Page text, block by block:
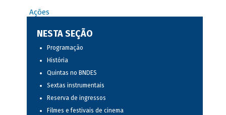
Ações
NESTA SEÇÃO
Programação
História
Quintas no BNDES
Sextas instrumentais
Reserva de ingressos
Filmes e festivais de cinema